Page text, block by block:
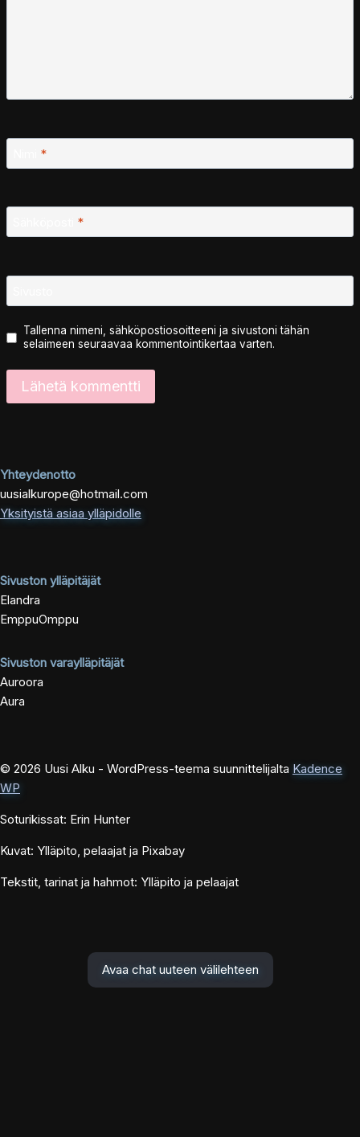
*
*
Tallenna nimeni, sähköpostiosoitteeni ja sivustoni tähän
selaimeen seuraavaa kommentointikertaa varten.
Yhteydenotto
uusialkurope@hotmail.com
Yksityistä asiaa ylläpidolle
Sivuston ylläpitäjät
Elandra
EmppuOmppu
Sivuston varaylläpitäjät
Auroora
Aura
© 2026 Uusi Alku - WordPress-teema suunnittelijalta Kadence
WP
Soturikissat: Erin Hunter
Kuvat: Ylläpito, pelaajat ja Pixabay
Tekstit, tarinat ja hahmot: Ylläpito ja pelaajat
Avaa chat uuteen välilehteen